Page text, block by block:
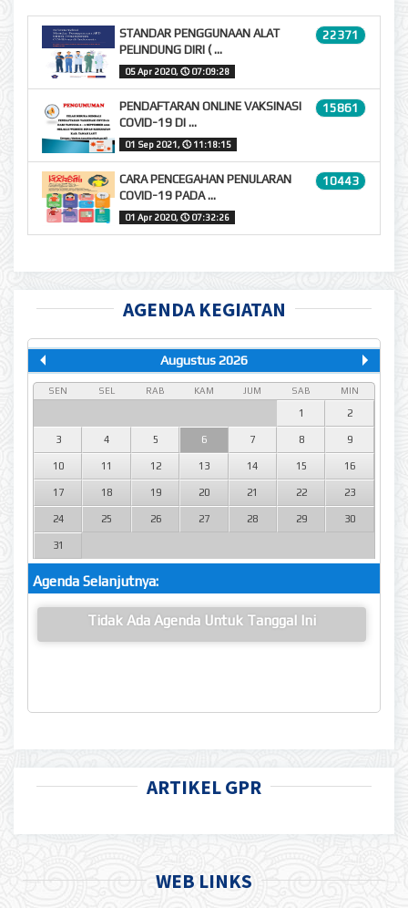
22371
STANDAR PENGGUNAAN ALAT
PELINDUNG DIRI ( ...
05 Apr 2020,🕔07:09:28
15861
PENDAFTARAN ONLINE VAKSINASI
COVID-19 DI ...
01 Sep 2021,🕔11:18:15
10443
CARA PENCEGAHAN PENULARAN
COVID-19 PADA ...
01 Apr 2020,🕔07:32:26
AGENDA KEGIATAN
Augustus 2026
SEN SEL RAB KAM JUM SAB MIN
1 2
3 4 5 6 7 8 9
10 11 12 13 14 15 16
17 18 19 20 21 22 23
24 25 26 27 28 29 30
31
Agenda Selanjutnya:
Tidak Ada Agenda Untuk Tanggal Ini
ARTIKEL GPR
WEB LINKS